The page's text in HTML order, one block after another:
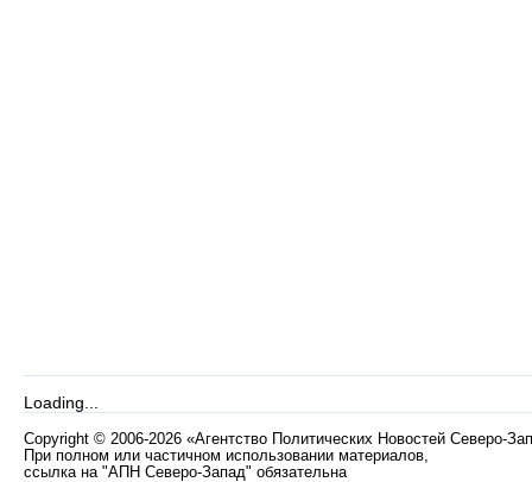
Loading...
Copyright © 2006-2026 «Агентство Политических Новостей Северо-
При полном или частичном использовании материалов,
ссылка на "АПН Северо-Запад" обязательна